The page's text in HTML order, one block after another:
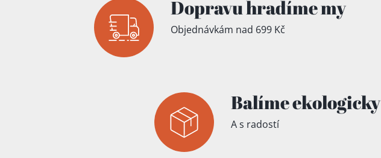
Dopravu hradíme my
Objednávkám nad 699 Kč
Balíme ekologicky
A s radostí
Přidáno do košíku!